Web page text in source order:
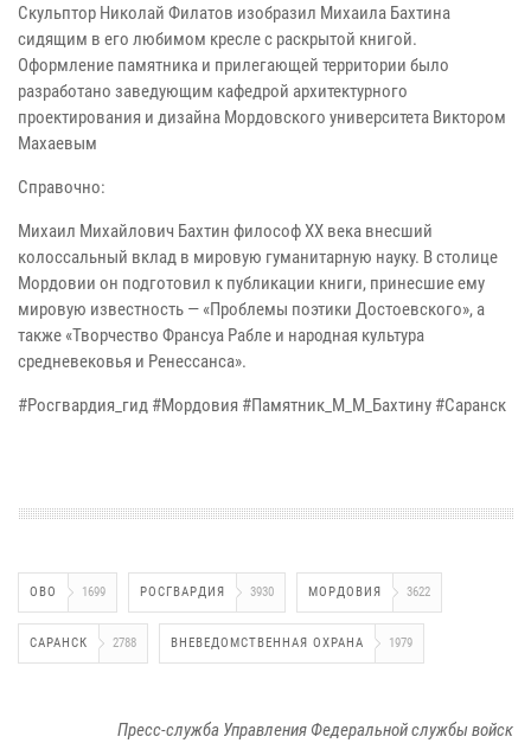
Скульптор Николай Филатов изобразил Михаила Бахтина
сидящим в его любимом кресле с раскрытой книгой.
Оформление памятника и прилегающей территории было
разработано заведующим кафедрой архитектурного
проектирования и дизайна Мордовского университета Виктором
Махаевым
Справочно:
Михаил Михайлович Бахтин философ XX века внесший
колоссальный вклад в мировую гуманитарную науку. В столице
Мордовии он подготовил к публикации книги, принесшие ему
мировую известность — «Проблемы поэтики Достоевского», а
также «Творчество Франсуа Рабле и народная культура
средневековья и Ренессанса».
#Росгвардия_гид #Мордовия #Памятник_М_М_Бахтину #Саранск
ОВО 1699 РОСГВАРДИЯ 3930 МОРДОВИЯ 3622
САРАНСК 2788 ВНЕВЕДОМСТВЕННАЯ ОХРАНА 1979
Пресс-служба Управления Федеральной службы войск